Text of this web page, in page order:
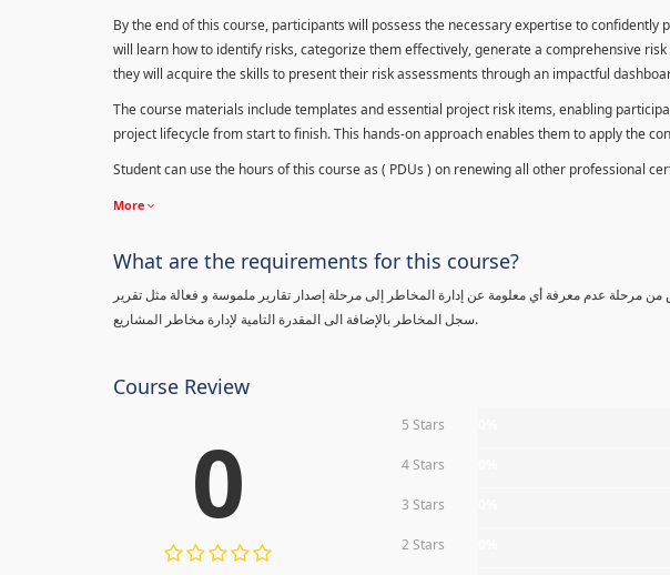
By the end of this course, participants will possess the necessary expertise to
will learn how to identify risks, categorize them effectively, generate a comprehensive
they will acquire the skills to present their risk assessments through an impactful
The course materials include templates and essential project risk items, enabling
project lifecycle from start to finish. This hands-on approach enables them to apply the
Student can use the hours of this course as ( PDUs ) on renewing all other professional
More
What are the requirements for this course?
الكورس من مرحلة عدم معرفة أي معلومة عن إدارة المخاطر إلى مرحلة إصدار تقارير ملموسة و فعالة مثل تقرير
سجل المخاطر بالإضافة الى المقدرة التامية لإدارة مخاطر المشاريع.
Course Review
0 5 Stars
4 Stars
3 Stars
2 Stars